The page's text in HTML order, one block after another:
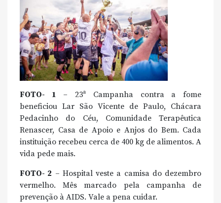
FOTO- 1 – 23ª Campanha contra a fome
beneficiou Lar São Vicente de Paulo, Chácara
Pedacinho do Céu, Comunidade Terapêutica
Renascer, Casa de Apoio e Anjos do Bem. Cada
instituição recebeu cerca de 400 kg de alimentos. A
vida pede mais.
FOTO- 2 – Hospital veste a camisa do dezembro
vermelho. Mês marcado pela campanha de
prevenção à AIDS. Vale a pena cuidar.